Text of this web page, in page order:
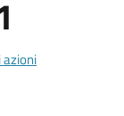
azioni